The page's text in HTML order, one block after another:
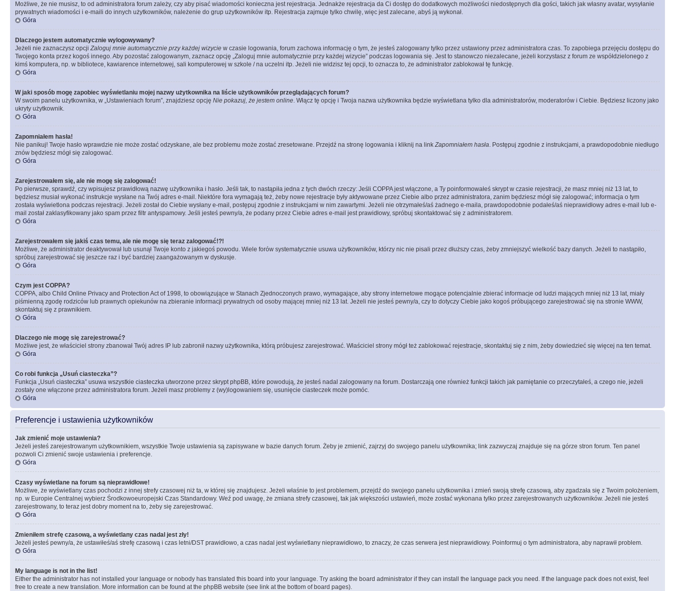
Możliwe, że nie musisz, to od administratora forum zależy, czy aby pisać wiadomości konieczna jest rejestracja. Jednakże rejestracja da Ci dostęp do dodatkowych możliwości niedostępnych dla gości, takich jak własny avatar, wysyłanie
prywatnych wiadomości i e-maili do innych użytkowników, należenie do grup użytkowników itp. Rejestracja zajmuje tylko chwilę, więc jest zalecane, abyś ją wykonał.
Góra
Dlaczego jestem automatycznie wylogowywany?
Jeżeli nie zaznaczysz opcjiZaloguj mnie automatycznie przy każdej wizycie w czasie logowania, forum zachowa informację o tym, że jesteś zalogowany tylko przez ustawiony przez administratora czas. To zapobiega przejęciu dostępu do
Twojego konta przez kogoś innego. Aby pozostać zalogowanym, zaznacz opcję „Zaloguj mnie automatycznie przy każdej wizycie” podczas logowania się. Jest to stanowczo niezalecane, jeżeli korzystasz z forum ze współdzielonego z
kimś komputera, np. w bibliotece, kawiarence internetowej, sali komputerowej w szkole / na uczelni itp. Jeżeli nie widzisz tej opcji, to oznacza to, że administrator zablokował tę funkcję.
Góra
W jaki sposób mogę zapobiec wyświetlaniu mojej nazwy użytkownika na liście użytkowników przeglądających forum?
W swoim panelu użytkownika, w „Ustawieniach forum”, znajdziesz opcję Nie pokazuj, że jestem online. Włącz tę opcję i Twoja nazwa użytkownika będzie wyświetlana tylko dla administratorów, moderatorów i Ciebie. Będziesz liczony jako
ukryty użytkownik.
Góra
Zapomniałem hasła!
Nie panikuj! Twoje hasło wprawdzie nie może zostać odzyskane, ale bez problemu może zostać zresetowane. Przejdź na stronę logowania i kliknij na linkZapomniałem hasła. Postępuj zgodnie z instrukcjami, a prawdopodobnie niedługo
znów będziesz mógł się zalogować.
Góra
Zarejestrowałem się, ale nie mogę się zalogować!
Po pierwsze, sprawdź, czy wpisujesz prawidłową nazwę użytkownika i hasło. Jeśli tak, to nastąpiła jedna z tych dwóch rzeczy: Jeśli COPPA jest włączone, a Ty poinformowałeś skrypt w czasie rejestracji, że masz mniej niż 13 lat, to
będziesz musiał wykonać instrukcje wysłane na Twój adres e-mail. Niektóre fora wymagają też, żeby nowe rejestracje były aktywowane przez Ciebie albo przez administratora, zanim będziesz mógł się zalogować; informacja o tym
została wyświetlona podczas rejestracji. Jeżeli został do Ciebie wysłany e-mail, postępuj zgodnie z instrukcjami w nim zawartymi. Jeżeli nie otrzymałeś/aś żadnego e-maila, prawdopodobnie podałeś/aś nieprawidłowy adres e-mail lub e-
mail został zaklasyfikowany jako spam przez filtr antyspamowy. Jeśli jesteś pewny/a, że podany przez Ciebie adres e-mail jest prawidłowy, spróbuj skontaktować się z administratorem.
Góra
Zarejestrowałem się jakiś czas temu, ale nie mogę się teraz zalogować!?!
Możliwe, że administrator deaktywował lub usunął Twoje konto z jakiegoś powodu. Wiele forów systematycznie usuwa użytkowników, którzy nic nie pisali przez dłuższy czas, żeby zmniejszyć wielkość bazy danych. Jeżeli to nastąpiło,
spróbuj zarejestrować się jeszcze raz i być bardziej zaangażowanym w dyskusje.
Góra
Czym jest COPPA?
COPPA, albo Child Online Privacy and Protection Act of 1998, to obowiązujące w Stanach Zjednoczonych prawo, wymagające, aby strony internetowe mogące potencjalnie zbierać informacje od ludzi mających mniej niż 13 lat, miały
piśmienną zgodę rodziców lub prawnych opiekunów na zbieranie informacji prywatnych od osoby mającej mniej niż 13 lat. Jeżeli nie jesteś pewny/a, czy to dotyczy Ciebie jako kogoś próbującego zarejestrować się na stronie WWW,
skontaktuj się z prawnikiem.
Góra
Dlaczego nie mogę się zarejestrować?
Możliwe jest, że właściciel strony zbanował Twój adres IP lub zabronił nazwy użytkownika, którą próbujesz zarejestrować. Właściciel strony mógł też zablokować rejestracje, skontaktuj się z nim, żeby dowiedzieć się więcej na ten temat.
Góra
Co robi funkcja „Usuń ciasteczka”?
Funkcja „Usuń ciasteczka” usuwa wszystkie ciasteczka utworzone przez skrypt phpBB, które powodują, że jesteś nadal zalogowany na forum. Dostarczają one również funkcji takich jak pamiętanie co przeczytałeś, a czego nie, jeżeli
zostały one włączone przez administratora forum. Jeżeli masz problemy z (wy)logowaniem się, usunięcie ciasteczek może pomóc.
Góra
Preferencje i ustawienia użytkowników
Jak zmienić moje ustawienia?
Jeżeli jesteś zarejestrowanym użytkownikiem, wszystkie Twoje ustawienia są zapisywane w bazie danych forum. Żeby je zmienić, zajrzyj do swojego panelu użytkownika; link zazwyczaj znajduje się na górze stron forum. Ten panel
pozwoli Ci zmienić swoje ustawienia i preferencje.
Góra
Czasy wyświetlane na forum są nieprawidłowe!
Możliwe, że wyświetlany czas pochodzi z innej strefy czasowej niż ta, w której się znajdujesz. Jeżeli właśnie to jest problemem, przejdź do swojego panelu użytkownika i zmień swoją strefę czasową, aby zgadzała się z Twoim położeniem,
np. w Europie Centralnej wybierz Środkowoeuropejski Czas Standardowy. Weź pod uwagę, że zmiana strefy czasowej, tak jak większości ustawień, może zostać wykonana tylko przez zarejestrowanych użytkowników. Jeżeli nie jesteś
zarejestrowany, to teraz jest dobry moment na to, żeby się zarejestrować.
Góra
Zmieniłem strefę czasową, a wyświetlany czas nadal jest zły!
Jeżeli jesteś pewny/a, że ustawiłeś/aś strefę czasową i czas letni/DST prawidłowo, a czas nadal jest wyświetlany nieprawidłowo, to znaczy, że czas serwera jest nieprawidłowy. Poinformuj o tym administratora, aby naprawił problem.
Góra
My language is not in the list!
Either the administrator has not installed your language or nobody has translated this board into your language. Try asking the board administrator if they can install the language pack you need. If the language pack does not exist, feel
free to create a new translation. More information can be found at the phpBB website (see link at the bottom of board pages).